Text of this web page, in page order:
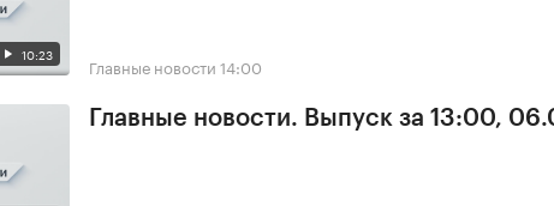
10:23 Главные новости 14:00
Главные новости. Выпуск за 13:00,